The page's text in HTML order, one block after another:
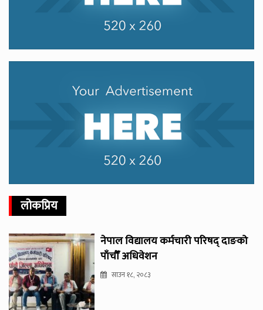
लोकप्रिय
नेपाल विद्यालय कर्मचारी परिषद् दाङको
पाँचौँ अधिवेशन
साउन १८, २०८३